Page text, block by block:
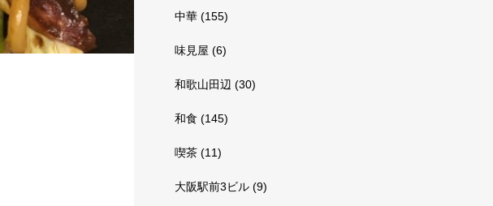
中華 (155)
味見屋 (6)
和歌山田辺 (30)
和食 (145)
喫茶 (11)
大阪駅前3ビル (9)